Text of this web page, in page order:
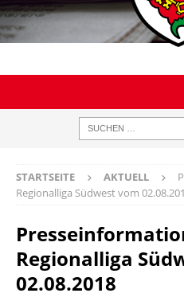
STARTSEITE AKTUELL
Regionalliga Südwest vom
Regionalliga
02.08.2018